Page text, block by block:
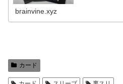
brainvine.xyz
カード